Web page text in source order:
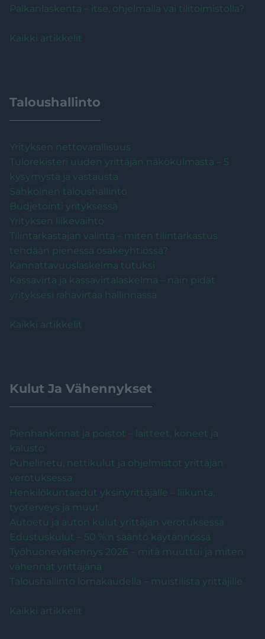
Palkanlaskenta – itse, ohjelmalla vai tilitoimistolla?
Kaikki artikkelit
Taloushallinto
Yrityksen nettovarallisuus
Tulorekisteri uuden yrittäjän näkökulmasta – 5
kysymystä ja vastausta
Sähköinen taloushallinto
Budjetointi yrityksessä
Yrityksen liikevaihto
Tilintarkastajan valinta – miten tilintarkastus
tehdään pienessä osakeyhtiössä?
Kannattavuuslaskelma tutuksi
Kassavirta ja kassavirtalaskelma – näin pidät
yrityksesi rahavirtaa hallinnassa
Kaikki artikkelit
Kulut Ja Vähennykset
Pienhankinnat ja poistot – laitteet, koneet ja
kalusto
Puhelinetu, nettikulut ja ohjelmistot yrittäjän
verotuksessa
Henkilökuntaedut yksinyrittäjälle – liikunta,
työterveys ja muut
Autoetu ja auton kulut yrittäjän verotuksessa
Edustuskulut – 50 %:n sääntö käytännössä
Työhuonevähennys 2026 – mitä muuttui ja miten
vähennät yrittäjänä
Taloushallinto lomakaudella – muistilista yrittäjille
Kaikki artikkelit